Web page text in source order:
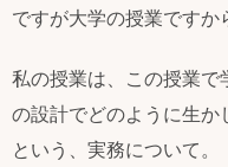
ですが大学の授業ですか
私の授業は、この授業で
の設計でどのように生か
という、実務について。